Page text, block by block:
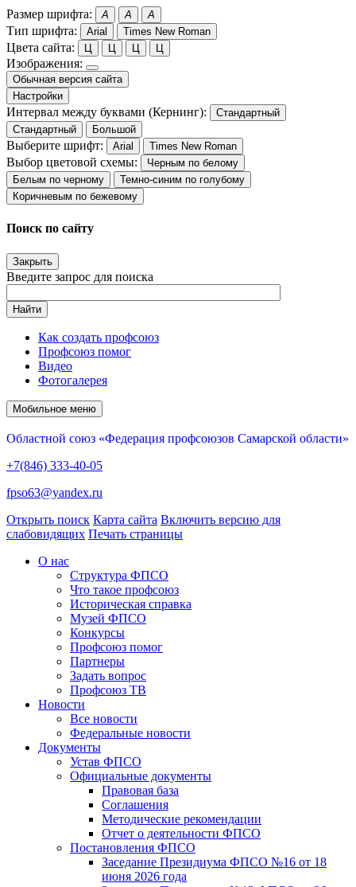
Размер шрифта: A A A
Тип шрифта: Arial Times New Roman
Цвета сайта: Ц Ц Ц Ц
Изображения:
Обычная версия сайта
Настройки
Интервал между буквами (Кернинг):
Стандартный
Стандартный
Большой
Выберите шрифт: Arial Times New Roman
Выбор цветовой схемы:
Черным по белому
Белым по черному
Темно-синим по голубому
Коричневым по бежевому
Поиск по сайту
Закрыть
Введите запрос для поиска
Найти
Как создать профсоюз
Профсоюз помог
Видео
Фотогалерея
Мобильное меню
Областной союз «Федерация профсоюзов Самарской области»
+7(846) 333-40-05
fpso63@yandex.ru
Открыть поиск Карта сайта Включить версию для
слабовидящих Печать страницы
О нас
Структура ФПСО
Что такое профсоюз
Историческая справка
Музей ФПСО
Конкурсы
Профсоюз помог
Партнеры
Задать вопрос
Профсоюз ТВ
Новости
Все новости
Федеральные новости
Документы
Устав ФПСО
Официальные документы
Правовая база
Соглашения
Методические рекомендации
Отчет о деятельности ФПСО
Постановления ФПСО
Заседание Президиума ФПСО №16 от 18
июня 2026 года